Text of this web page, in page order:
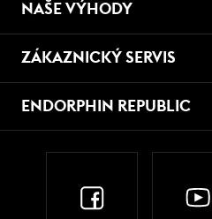
NAŠE VÝHODY
ZÁKAZNICKÝ SERVIS
ENDORPHIN REPUBLIC